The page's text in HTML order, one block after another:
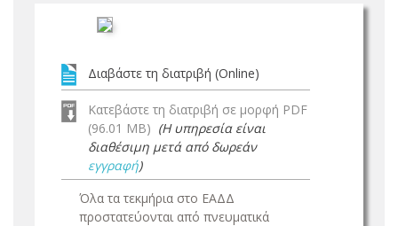
Διαβάστε τη διατριβή (Online)
Κατεβάστε τη διατριβή σε μορφή PDF
(96.01 MB) (Η υπηρεσία είναι
διαθέσιμη μετά από δωρεάν
εγγραφή)
Όλα τα τεκμήρια στο ΕΑΔΔ
προστατεύονται από πνευματικά